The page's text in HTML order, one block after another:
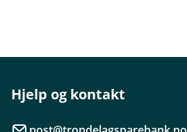
Hjelp og kontakt